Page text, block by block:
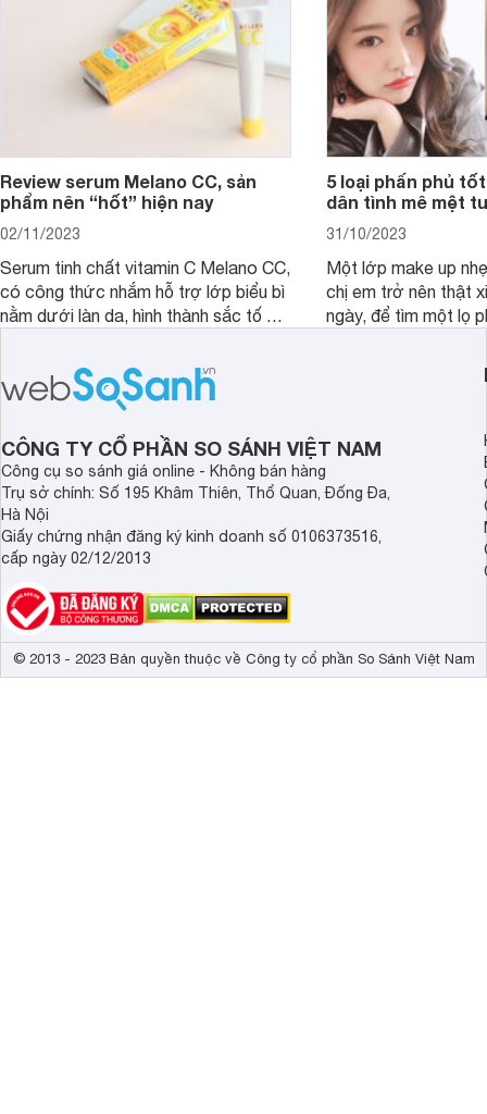
Review serum Melano CC, sản
phẩm nên “hốt” hiện nay
02/11/2023
Serum tinh chất vitamin C Melano CC,
có công thức nhắm hỗ trợ lớp biểu bì
nằm dưới làn da, hình thành sắc tố da,
5 loại phấn phủ
dân tình mê mệt
31/10/2023
Một lớp make up
chị em trở nên thật
ngày, để tìm một lọ
ngày dài cần đọc
CÔNG TY CỔ PHẦN SO SÁNH VIỆT NAM
Công cụ so sánh giá online - Không bán hàng
Trụ sở chính: Số 195 Khâm Thiên, Thổ Quan, Đống Đa,
Hà Nội
Giấy chứng nhận đăng ký kinh doanh số 0106373516,
cấp ngày 02/12/2013
© 2013 - 2023 Bản quyền thuộc về Công ty cổ phần So Sánh Việt Nam